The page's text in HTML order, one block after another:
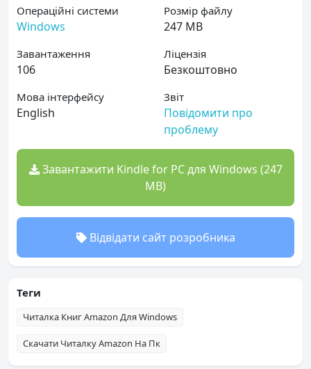
Операційні системи
Windows
Розмір файлу
247 MB
Завантаження
106
Ліцензія
Безкоштовно
Мова інтерфейсу
English
Звіт
Повідомити про
проблему
Завантажити Kindle for PC для Windows (247
MB)
Відвідати сайт розробника
Теги
Читалка Книг Amazon Для Windows
Скачати Читалку Amazon На Пк